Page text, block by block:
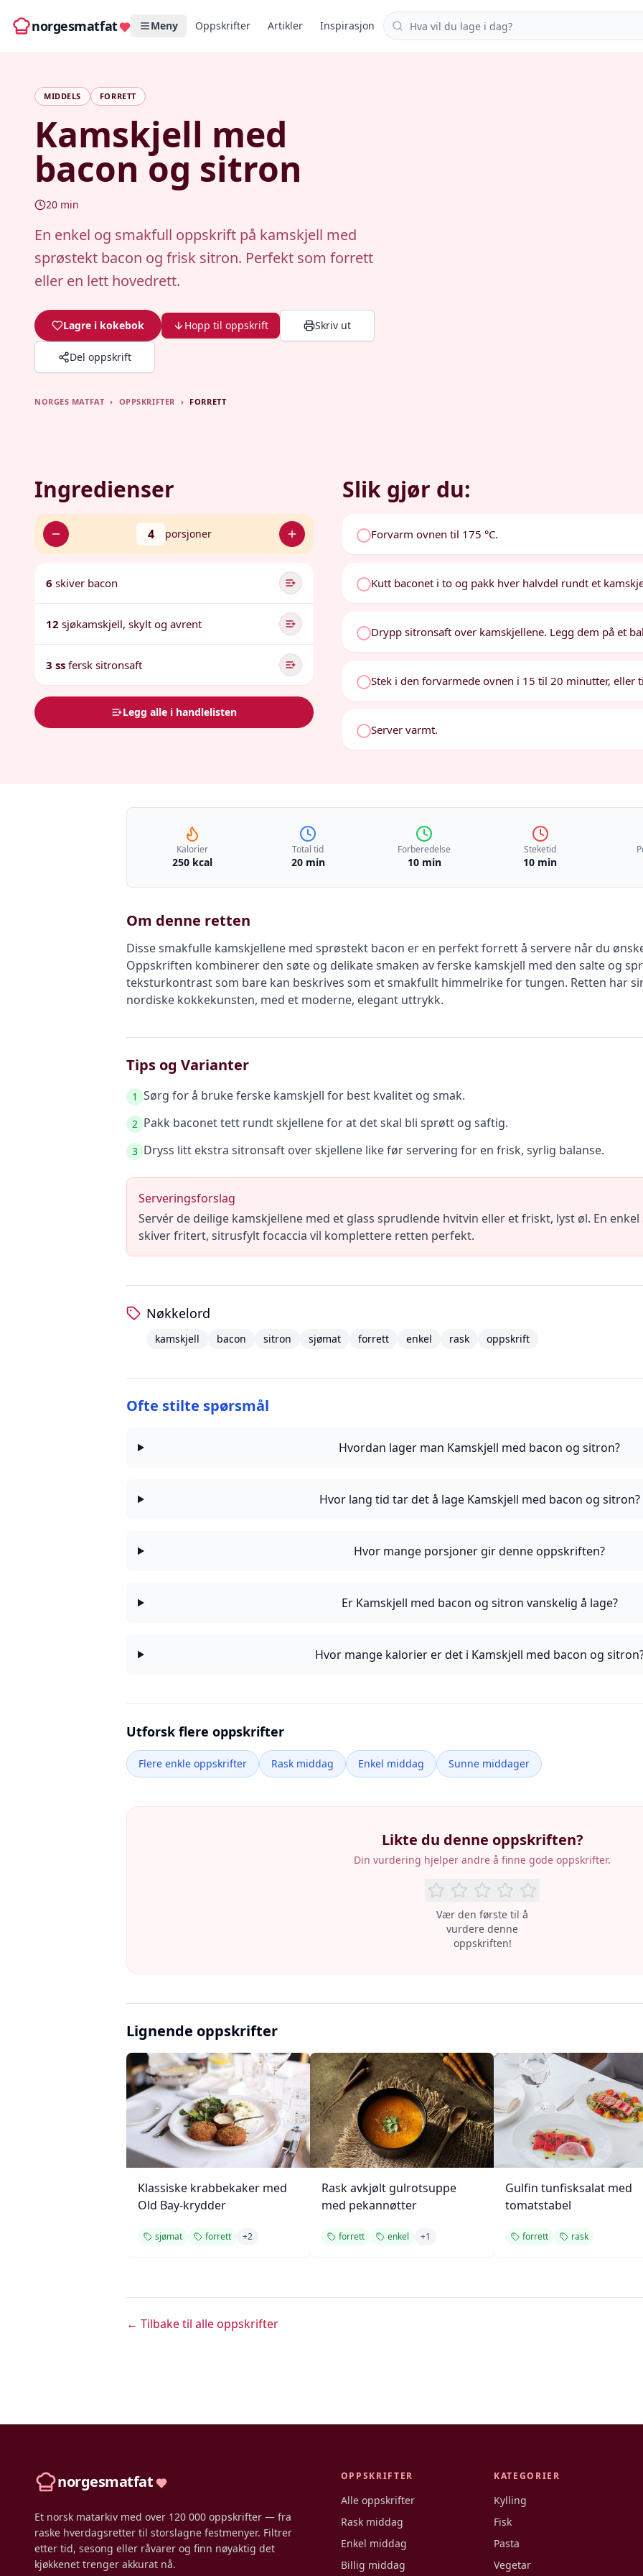
norgesmatfat Meny Oppskrifter Artikler Inspirasjon Søk i oppskrifter
MIDDELS FORRETT
Kamskjell med
bacon og sitron
20 min
En enkel og smakfull oppskrift på kamskjell med
sprøstekt bacon og frisk sitron. Perfekt som forrett
eller en lett hovedrett.
Lagre i kokebok Hopp til oppskrift Skriv ut
Del oppskrift
NORGES MATFAT › OPPSKRIFTER › FORRETT
Ingredienser
4 porsjoner
6 skiver bacon
12 sjøkamskjell, skylt og avrent
3 ss fersk sitronsaft
Legg alle i handlelisten
Slik gjør du:
Forvarm ovnen til 175 °C.
Kutt baconet i to og pakk hver halvdel rundt et
Drypp sitronsaft over kamskjellene. Legg dem på et
Stek i den forvarmede ovnen i 15 til 20 minutter, eller
Server varmt.
Kalorier
250 kcal
Total tid
20 min
Forberedelse
10 min
Steketid
10 min
Om denne retten
Disse smakfulle kamskjellene med sprøstekt bacon er en perfekt forrett å servere når du
Oppskriften kombinerer den søte og delikate smaken av ferske kamskjell med den salte og
teksturkontrast som bare kan beskrives som et smakfullt himmelrike for tungen. Retten har
nordiske kokkekunsten, med et moderne, elegant uttrykk.
Tips og Varianter
1 Sørg for å bruke ferske kamskjell for best kvalitet og smak.
2 Pakk baconet tett rundt skjellene for at det skal bli sprøtt og saftig.
3 Dryss litt ekstra sitronsaft over skjellene like før servering for en frisk, syrlig balanse.
Serveringsforslag
Servér de deilige kamskjellene med et glass sprudlende hvitvin eller et friskt, lyst øl. En
skiver fritert, sitrusfylt focaccia vil komplettere retten perfekt.
Nøkkelord
kamskjell bacon sitron sjømat forrett enkel rask oppskrift
Ofte stilte spørsmål
Hvordan lager man Kamskjell med bacon og sitron?
Hvor lang tid tar det å lage Kamskjell med bacon og sitron?
Hvor mange porsjoner gir denne oppskriften?
Er Kamskjell med bacon og sitron vanskelig å lage?
Hvor mange kalorier er det i Kamskjell med bacon og
Utforsk flere oppskrifter
Flere enkle oppskrifter Rask middag Enkel middag Sunne middager
Likte du denne oppskriften?
Din vurdering hjelper andre å finne gode oppskrifter.
Vær den første til å
vurdere denne
oppskriften!
Lignende oppskrifter
Klassiske krabbekaker med
Old Bay-krydder
sjømat forrett +2
Rask avkjølt gulrotsuppe
med pekannøtter
forrett enkel +1
Gulfin tunfisksalat med
tomatstabel
forrett rask
← Tilbake til alle oppskrifter
norgesmatfat
Et norsk matarkiv med over 120 000 oppskrifter — fra
raske hverdagsretter til storslagne festmenyer. Filtrer
etter tid, sesong eller råvarer og finn nøyaktig det
kjøkkenet trenger akkurat nå.
OPPSKRIFTER
Alle oppskrifter
Rask middag
Enkel middag
Billig middag
KATEGORIER
Kylling
Fisk
Pasta
Vegetar